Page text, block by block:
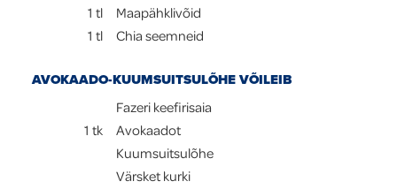
1 tl
Maapähklivõid
1 tl Chia seemneid
AVOKAADO-KUUMSUITSULÕHE VÕILEIB
Fazeri keefirisaia
1 tk
Avokaadot
Kuumsuitsulõhe
Värsket kurki